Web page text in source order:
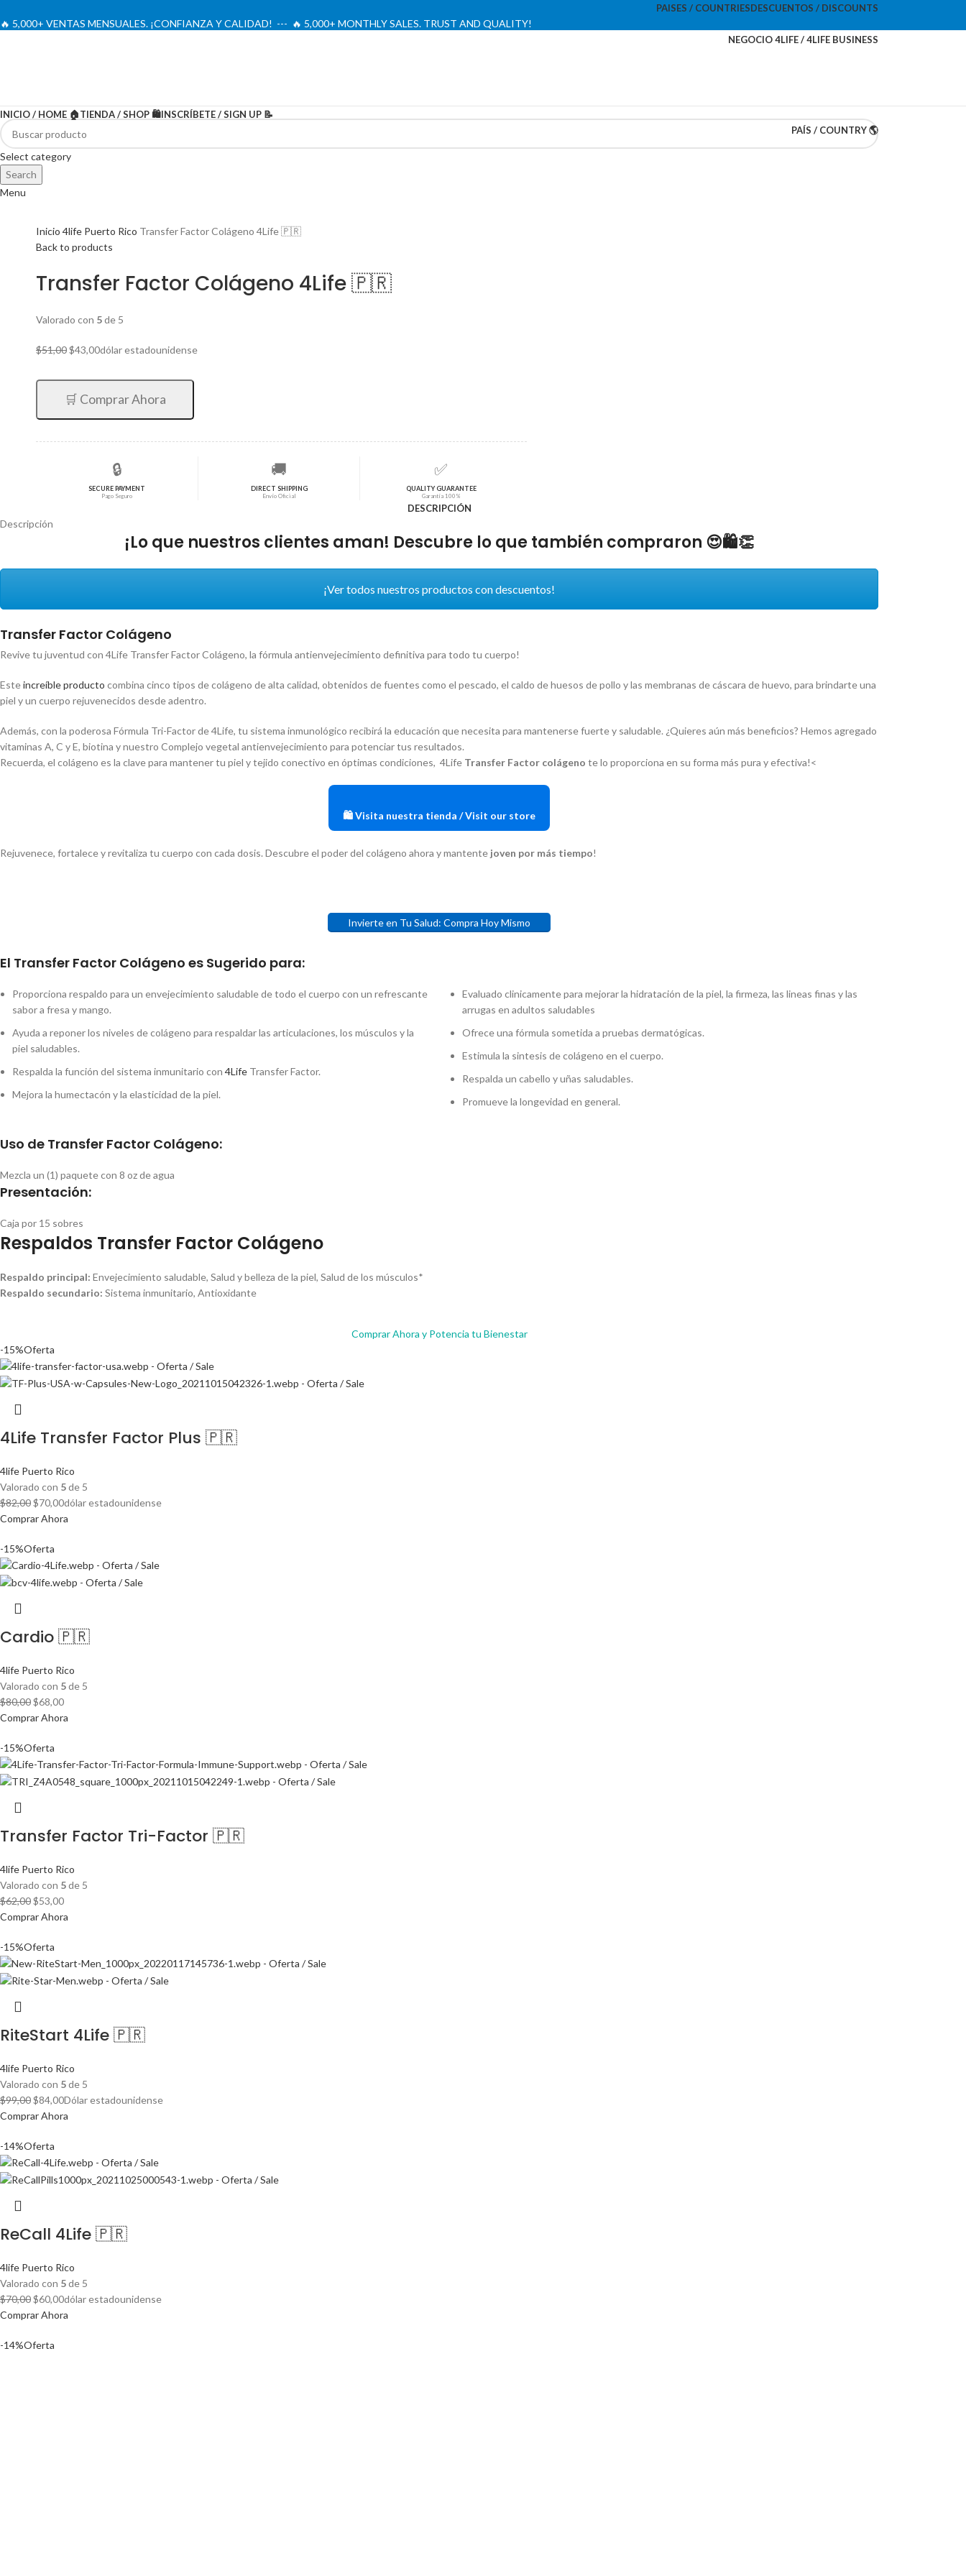
PAISES / COUNTRIESDESCUENTOS / DISCOUNTS
🔥 5,000+ VENTAS MENSUALES. ¡CONFIANZA Y CALIDAD! --- 🔥 5,000+ MONTHLY SALES. TRUST AND QUALITY!
NEGOCIO 4LIFE / 4LIFE BUSINESS
Select category
Search
Menu
INICIO / HOME 🏠TIENDA / SHOP 🛍️INSCRÍBETE / SIGN UP 📝
PAÍS / COUNTRY 🌎
-16%Oferta
Inicio 4life Puerto Rico Transfer Factor Colágeno 4Life 🇵🇷
Back to products
Transfer Factor Colágeno 4Life 🇵🇷
Valorado con 5de 5
$51,00El
original
era:
$43,00El
actual
es:
dólar estadounidense
🛒 Comprar Ahora
🔒
SECURE PAYMENT
Pago Seguro
🚚
DIRECT SHIPPING
Envío Oficial
✅
QUALITY GUARANTEE
Garantía 100%
DESCRIPCIÓN
Descripción
¡Lo que nuestros clientes aman! Descubre lo que también compraron 😍🛍️👏
¡Ver todos nuestros productos con descuentos!
Transfer Factor Colágeno
Revive tu juventud con 4Life Transfer Factor Colágeno, la fórmula antienvejecimiento definitiva para todo tu cuerpo!
Esteincreíble producto combina cinco tipos de colágeno de alta calidad, obtenidos de fuentes como el pescado, el caldo de huesos de pollo y las membranas de cáscara de huevo, para brindarte una
piel y un cuerpo rejuvenecidos desde adentro.
Además, con la poderosa Fórmula Tri-Factor de 4Life, tu sistema inmunológico recibirá la educación que necesita para mantenerse fuerte y saludable. ¿Quieres aún más beneficios? Hemos agregado
vitaminas A, C y E, biotina y nuestro Complejo vegetal antienvejecimiento para potenciar tus resultados.
Recuerda, el colágeno es la clave para mantener tu piel y tejido conectivo en óptimas condiciones, 4Life Transfer Factor colágeno te lo proporciona en su forma más pura y efectiva!<
🛍️ Visita nuestra tienda / Visit our store
Rejuvenece, fortalece y revitaliza tu cuerpo con cada dosis. Descubre el poder del colágeno ahora y mantente joven por más tiempo!
Invierte en Tu Salud: Compra Hoy Mismo
El Transfer Factor Colágeno es Sugerido para:
Proporciona respaldo para un envejecimiento saludable de todo el cuerpo con un refrescante
sabor a fresa y mango.
Ayuda a reponer los niveles de colágeno para respaldar las articulaciones, los músculos y la
piel saludables.
Respalda la función del sistema inmunitario con 4Life Transfer Factor.
Mejora la humectacón y la elasticidad de la piel.
Evaluado clinicamente para mejorar la hidratación de la piel, la firmeza, las lineas finas y las
arrugas en adultos saludables
Ofrece una fórmula sometida a pruebas dermatógicas.
Estimula la sintesis de colágeno en el cuerpo.
Respalda un cabello y uñas saludables.
Promueve la longevidad en general.
Uso de Transfer Factor Colágeno:
Mezcla un (1) paquete con 8 oz de agua
Presentación:
Caja por 15 sobres
Respaldos Transfer Factor Colágeno
Respaldo principal: Envejecimiento saludable, Salud y belleza de la piel, Salud de los músculos*
Respaldo secundario: Sistema inmunitario, Antioxidante
Comprar Ahora y Potencia tu Bienestar
-15%Oferta
4Life Transfer Factor Plus 🇵🇷
4life Puerto Rico
Valorado con 5de 5
$82,00El
precio
era:
$82,00.
$70,00El
precio
$70,00.
dólar estadounidense
Comprar Ahora
-15%Oferta
Cardio 🇵🇷
4life Puerto Rico
Valorado con 5de 5
$80,00El
precio
era:
$80,00.
$68,00El
precio
$68,00.
Comprar Ahora
-15%Oferta
Transfer Factor Tri-Factor 🇵🇷
4life Puerto Rico
Valorado con 5de 5
$62,00El
precio
era:
$62,00.
$53,00El
precio
$53,00.
Comprar Ahora
-15%Oferta
RiteStart 4Life 🇵🇷
4life Puerto Rico
Valorado con 5de 5
$99,00El
precio
era:
$99,00.
$84,00El
precio
$84,00.
Dólar estadounidense
Comprar Ahora
-14%Oferta
ReCall 4Life 🇵🇷
4life Puerto Rico
Valorado con 5de 5
$70,00El
precio
era:
$60,00El
precio
dólar estadounidense
Comprar Ahora
-14%Oferta